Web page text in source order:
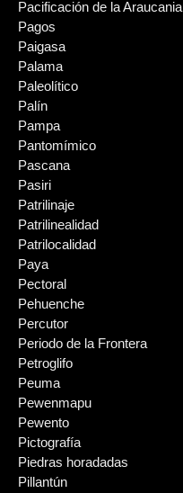
Pacificación de la Araucania
Pagos
Paigasa
Palama
Paleolítico
Palín
Pampa
Pantomímico
Pascana
Pasiri
Patrilinaje
Patrilinealidad
Patrilocalidad
Paya
Pectoral
Pehuenche
Percutor
Periodo de la Frontera
Petroglifo
Peuma
Pewenmapu
Pewento
Pictografía
Piedras horadadas
Pillantún